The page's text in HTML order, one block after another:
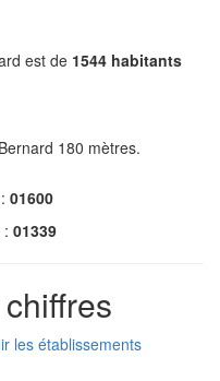
est de 1544 habitants
180 mètres.
01600
: 01339
les établissements